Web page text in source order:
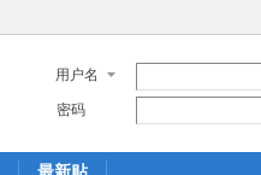
用户名
密码